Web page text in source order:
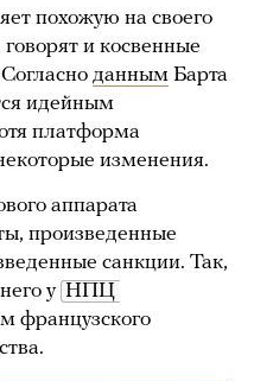
похожую на своего
и косвенные
данным Барта
идейным
платформа
изменения.
аппарата
произведенные
санкции. Так,
у НПЦ
французского